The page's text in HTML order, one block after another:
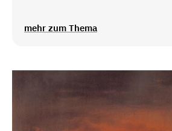
mehr zum Thema